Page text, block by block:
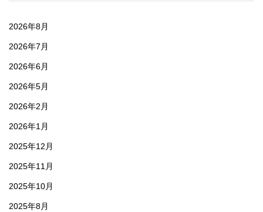
2026年8月
2026年7月
2026年6月
2026年5月
2026年2月
2026年1月
2025年12月
2025年11月
2025年10月
2025年8月